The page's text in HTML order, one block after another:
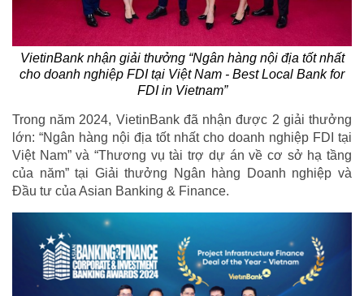
VietinBank nhận giải thưởng “Ngân hàng nội địa tốt nhất
cho doanh nghiệp FDI tại Việt Nam - Best Local Bank for
FDI in Vietnam”
Trong năm 2024, VietinBank đã nhận được 2 giải thưởng
lớn: “Ngân hàng nội địa tốt nhất cho doanh nghiệp FDI tại
Việt Nam” và “Thương vụ tài trợ dự án về cơ sở hạ tầng
của năm” tại Giải thưởng Ngân hàng Doanh nghiệp và
Đầu tư của Asian Banking & Finance.